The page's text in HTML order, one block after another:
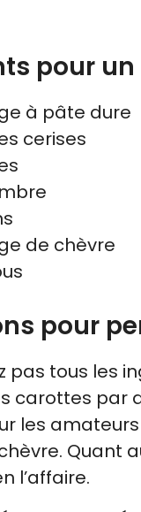
pour un
à pâte dure
cerises
de chèvre
pour
pas tous les
carottes par
les
Quant
l’affaire.